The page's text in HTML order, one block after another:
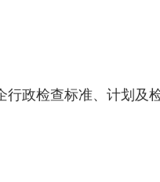
政检查标准、计划及